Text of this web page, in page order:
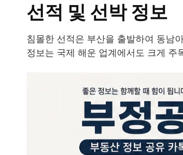
선적 및 선박 정보
침몰한 선적은 부산을 출발하여 동남
정보는 국제 해운 업계에서도 크게 주